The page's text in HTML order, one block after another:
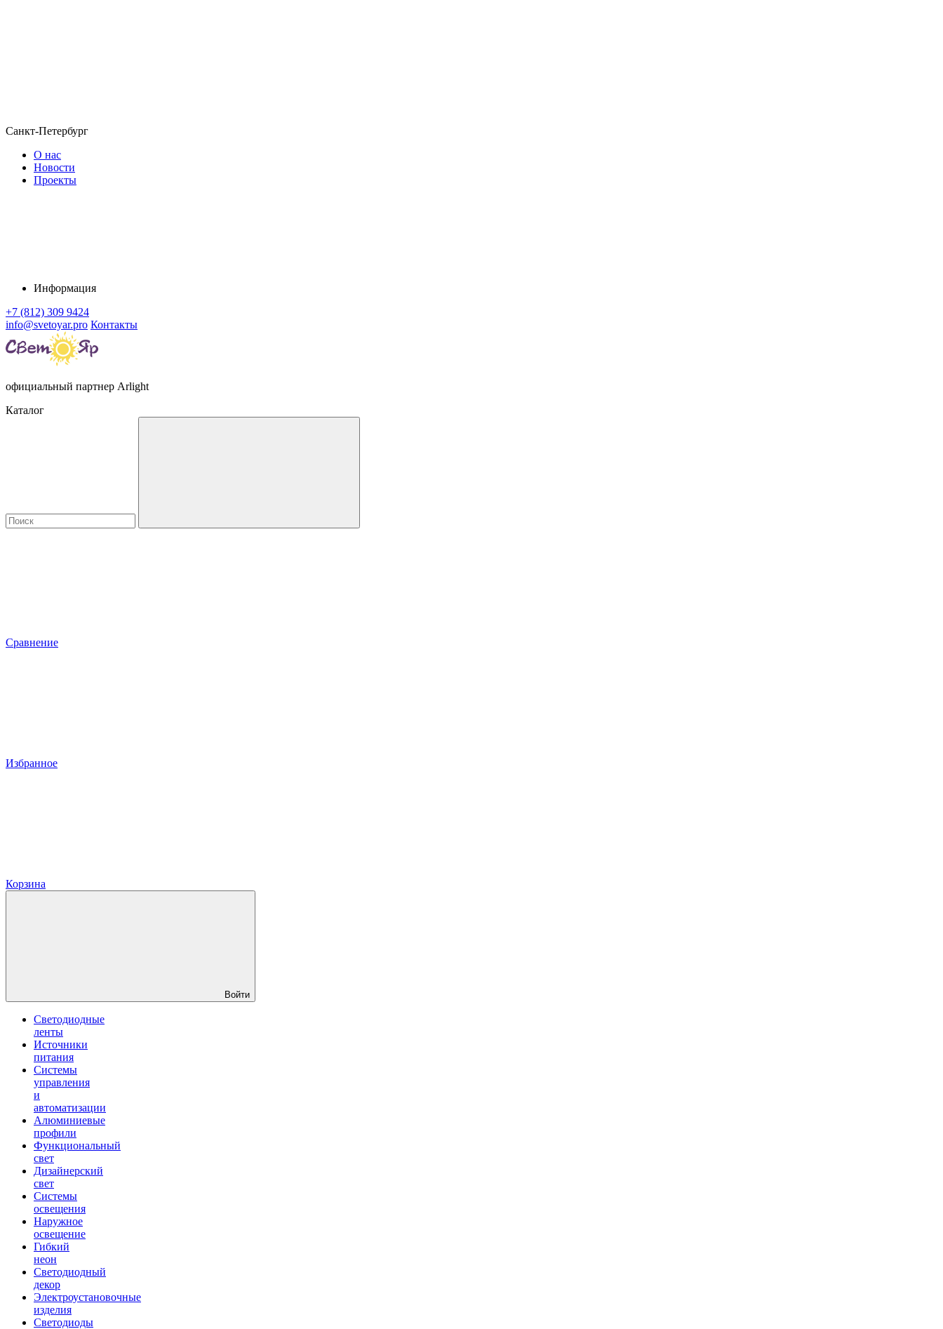
Санкт-Петербург
О нас
Новости
Проекты
Информация
+7 (812) 309 9424
info@svetoyar.pro Контакты
официальный партнер Arlight
Каталог
Сравнение
Избранное
Корзина
Войти
Светодиодные
ленты
Источники
питания
Системы
управления
и
автоматизации
Алюминиевые
профили
Функциональный
свет
Дизайнерский
свет
Системы
освещения
Наружное
освещение
Гибкий
неон
Светодиодный
декор
Электроустановочные
изделия
Светодиоды